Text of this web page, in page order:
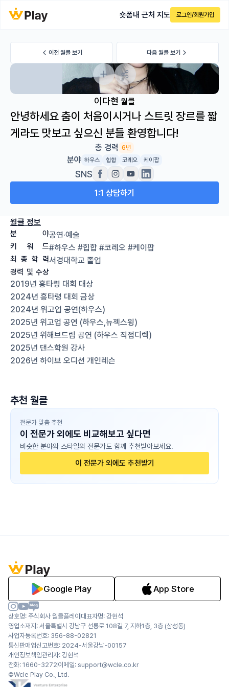
숏폼내 근처 지도 로그인/회원가입
이전 월클 보기 다음 월클 보기
이다현 월클
안녕하세요 춤이 처음이시거나 스트릿 장르를 짧
게라도 맛보고 싶으신 분들 환영합니다!
총 경력 6년
분야 하우스 힙합 코레오 케이팝
SNS
1:1 상담하기
월클 정보
분 야공연·예술
키 워 드#하우스 #힙합 #코레오 #케이팝
최 종 학 력서경대학교 졸업
경력 및 수상
2019년 흥타령 대회 대상
2024년 흥타령 대회 금상
2024년 위고업 공연(하우스)
2025년 위고업 공연 (하우스,뉴젝스윙)
2025년 위해브드림 공연 (하우스 직접디렉)
2025년 댄스학원 강사
2026년 하이브 오디션 개인레슨
추천 월클
전문가 맞춤 추천
이 전문가 외에도 비교해보고 싶다면
비슷한 분야와 스타일의 전문가도 함께 추천받아보세요.
이 전문가 외에도 추천받기
Google Play App Store
상호명: 주식회사 월클플레이 대표자명: 강현석
영업소재지: 서울특별시 강남구 선릉로 108길 7, 지하1층, 3층 (삼성동)
사업자등록번호: 356-88-02821
통신판매업신고번호: 2024-서울강남-00157
개인정보책임관리자: 강현석
전화: 1660-3272 이메일: support@wcle.co.kr
©Wcle Play Co., Ltd.